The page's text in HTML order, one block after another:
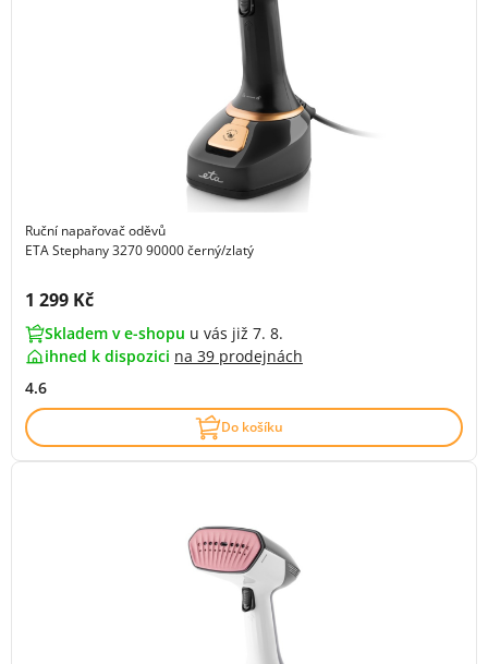
Ruční napařovač oděvů
ETA Stephany 3270 90000 černý/zlatý
Cena s DPH:
1 299 Kč
Skladem v e-shopu u vás již 7. 8.
ihned k dispozici na 39 prodejnách
4.6
Do košíku